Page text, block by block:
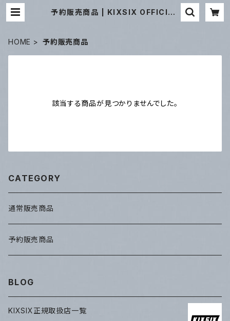
予約販売商品 | KIXSIX OFFICIAL
HOME 予約販売商品
該当する商品が見つかりませんでした。
CATEGORY
通常販売商品
予約販売商品
BLOG
KIXSIX正規取扱店一覧